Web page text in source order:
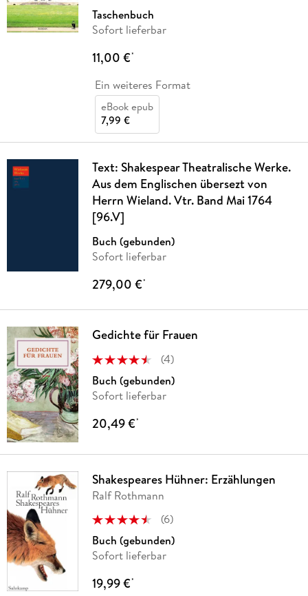
Taschenbuch
Sofort lieferbar
11,00 €*
Ein weiteres Format
eBook epub
7,99 €
Text: Shakespear Theatralische Werke.
Aus dem Englischen übersezt von
Herrn Wieland. Vtr. Band Mai 1764
[96.V]
Buch (gebunden)
Sofort lieferbar
279,00 €*
Gedichte für Frauen
(4)
Buch (gebunden)
Sofort lieferbar
20,49 €*
Shakespeares Hühner: Erzählungen
Ralf Rothmann
(6)
Buch (gebunden)
Sofort lieferbar
19,99 €*